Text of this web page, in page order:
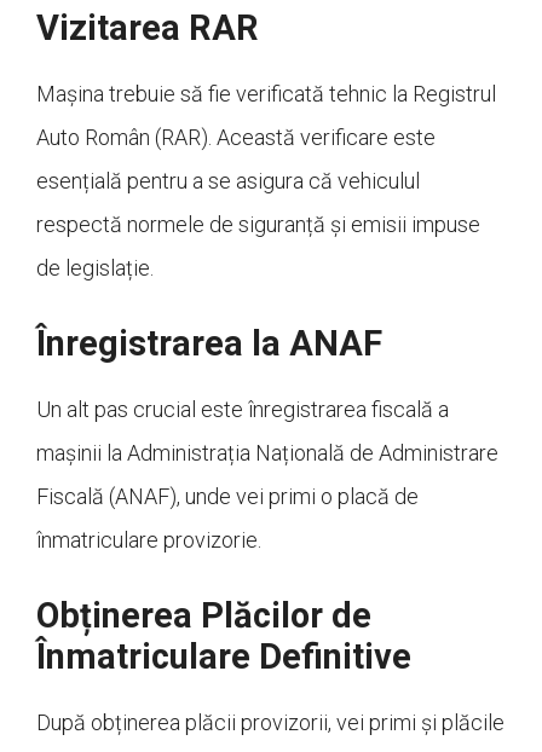
Vizitarea RAR
Mașina trebuie să fie verificată tehnic la Registrul
Auto Român (RAR). Această verificare este
esențială pentru a se asigura că vehiculul
respectă normele de siguranță și emisii impuse
de legislație.
Înregistrarea la ANAF
Un alt pas crucial este înregistrarea fiscală a
mașinii la Administrația Națională de Administrare
Fiscală (ANAF), unde vei primi o placă de
înmatriculare provizorie.
Obținerea Plăcilor de
Înmatriculare Definitive
După obținerea plăcii provizorii, vei primi și plăcile